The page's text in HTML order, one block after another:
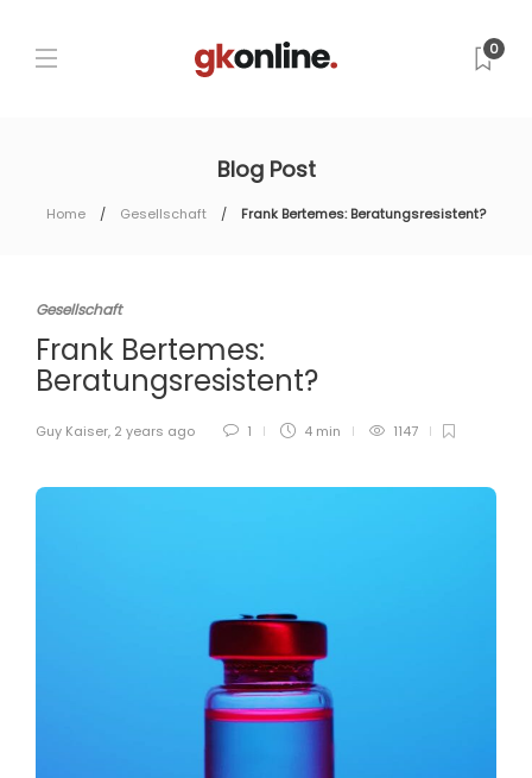
0
Blog Post
Home Gesellschaft Frank Bertemes: Beratungsresistent?
Gesellschaft
Frank Bertemes:
Beratungsresistent?
Guy Kaiser, 2 years ago 1 4 min 1147